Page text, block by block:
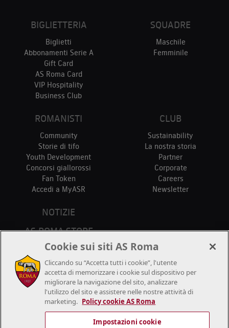
BIGLIETTERIA
Biglietti
Abbonamenti Serie A
Gift Card
AS Roma Card
VIP Hospitality
Business Club
SQUADRE
Maschile
Femminile
ROMANISTI
Community
Storie di tifo
Youth Development
Concorsi giallorossi
Fan Token
Accedi a MyASR
CLUB
Sustainability
La nostra storia
Partner
Corporate
Careers
Newsletter
NOTIZIE
AS ROMA STORE
PUNTI VENDITA
STADIO
CONTATTACI
Cookie sui siti AS Roma
Cliccando su “Accetta tutti i cookie”, l'utente
accetta di memorizzare i cookie sul dispositivo per
migliorare la navigazione del sito, analizzare
l'utilizzo del sito e assistere nelle nostre attività di
marketing. Policy cookie AS Roma
Impostazioni cookie